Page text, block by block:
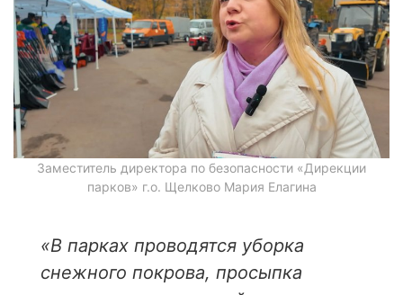
Заместитель директора по безопасности «Дирекции
парков» г.о. Щелково Мария Елагина
«В парках проводятся уборка
снежного покрова, просыпка